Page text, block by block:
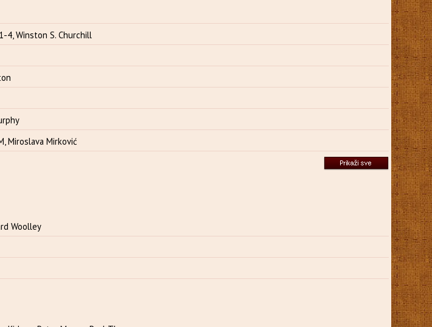
1-4, Winston S. Churchill
Miroslava Mirković
Woolley